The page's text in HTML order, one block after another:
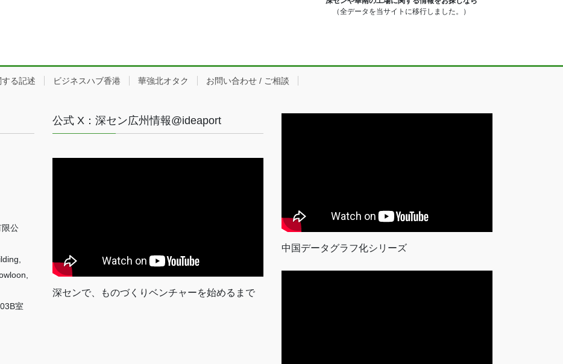
（全データを当サイトに移行しました。）
る記述 ビジネスハブ香港 華強北オタク お問い合わせ / ご相談
限公
室
公式 X：深セン広州情報@ideaport
深センで、ものづくりベンチャーを始めるまで
中国データグラフ化シリーズ